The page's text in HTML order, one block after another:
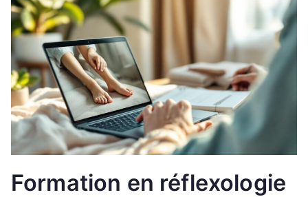
Formation en réflexologie